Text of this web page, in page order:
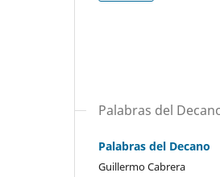
Palabras del
Palabras del Decano
Guillermo Cabrera